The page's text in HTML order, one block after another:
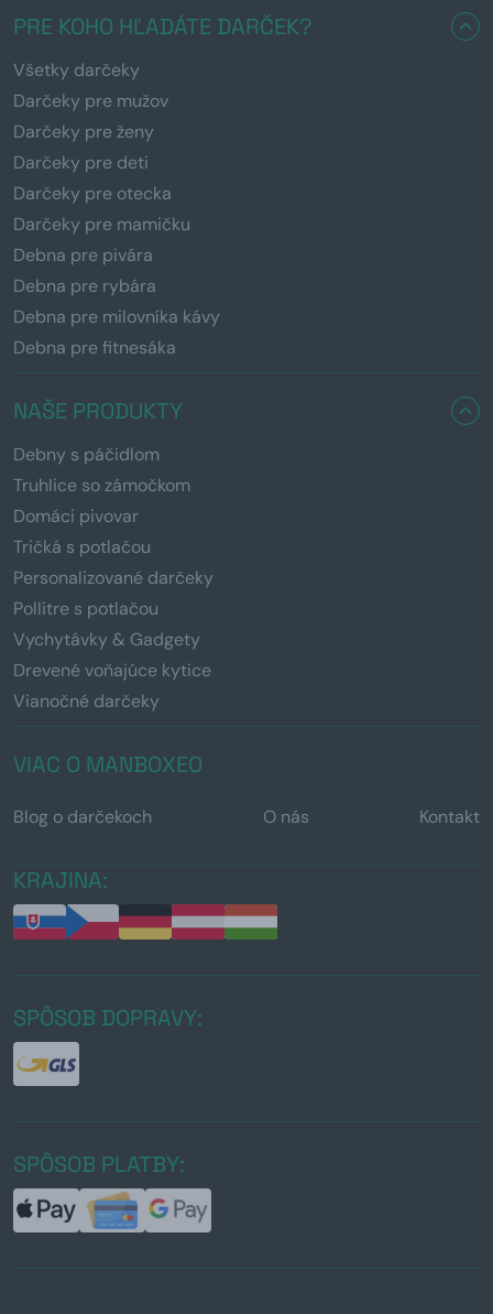
PRE KOHO HĽADÁTE DARČEK?
Všetky darčeky
Darčeky pre mužov
Darčeky pre ženy
Darčeky pre deti
Darčeky pre otecka
Darčeky pre mamičku
Debna pre pivára
Debna pre rybára
Debna pre milovníka kávy
Debna pre fitnesáka
NAŠE PRODUKTY
Debny s páčidlom
Truhlice so zámočkom
Domáci pivovar
Tričká s potlačou
Personalizované darčeky
Pollitre s potlačou
Vychytávky & Gadgety
Drevené voňajúce kytice
Vianočné darčeky
VIAC O MANBOXEO
Blog o darčekoch O nás Kontakt
KRAJINA:
SPÔSOB DOPRAVY:
SPÔSOB PLATBY: